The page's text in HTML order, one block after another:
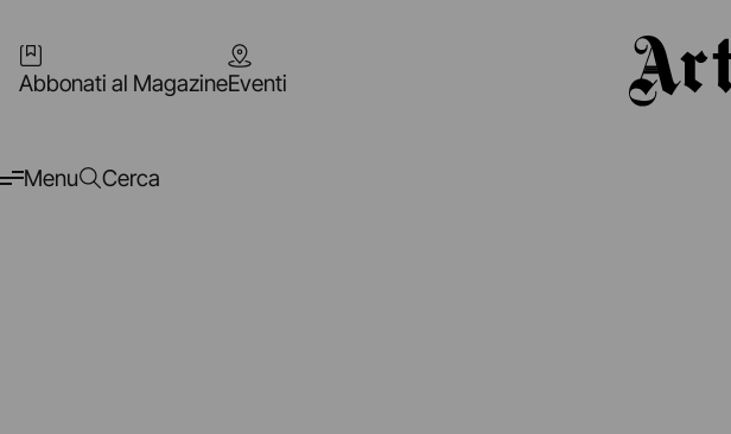
Abbonati al MagazineEventi
Menu Cerca